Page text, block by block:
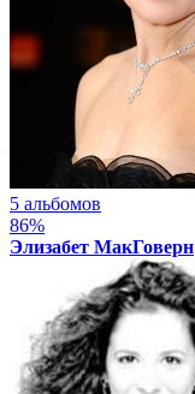
5 альбомов
86%
Элизабет МакГоверн